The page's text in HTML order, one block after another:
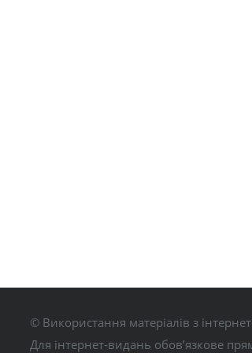
© Використання матеріалів з
Для інтернет-видань обов’язкове